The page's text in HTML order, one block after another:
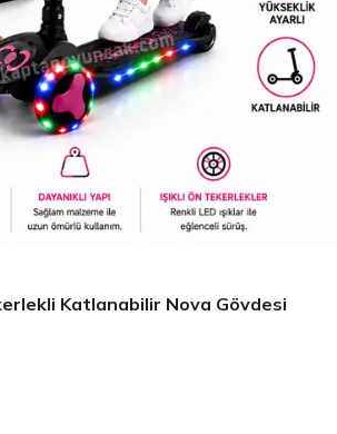
Katlanabilir Nova Gövdesi